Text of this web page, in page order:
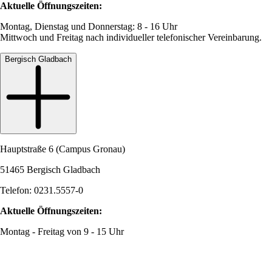
Aktuelle Öffnungszeiten:
Montag, Dienstag und Donnerstag: 8 - 16 Uhr
Mittwoch und Freitag nach individueller telefonischer Vereinbarung.
Bergisch Gladbach
Hauptstraße 6 (Campus Gronau)
51465 Bergisch Gladbach
Telefon: 0231.5557-0
Aktuelle Öffnungszeiten:
Montag - Freitag von 9 - 15 Uhr